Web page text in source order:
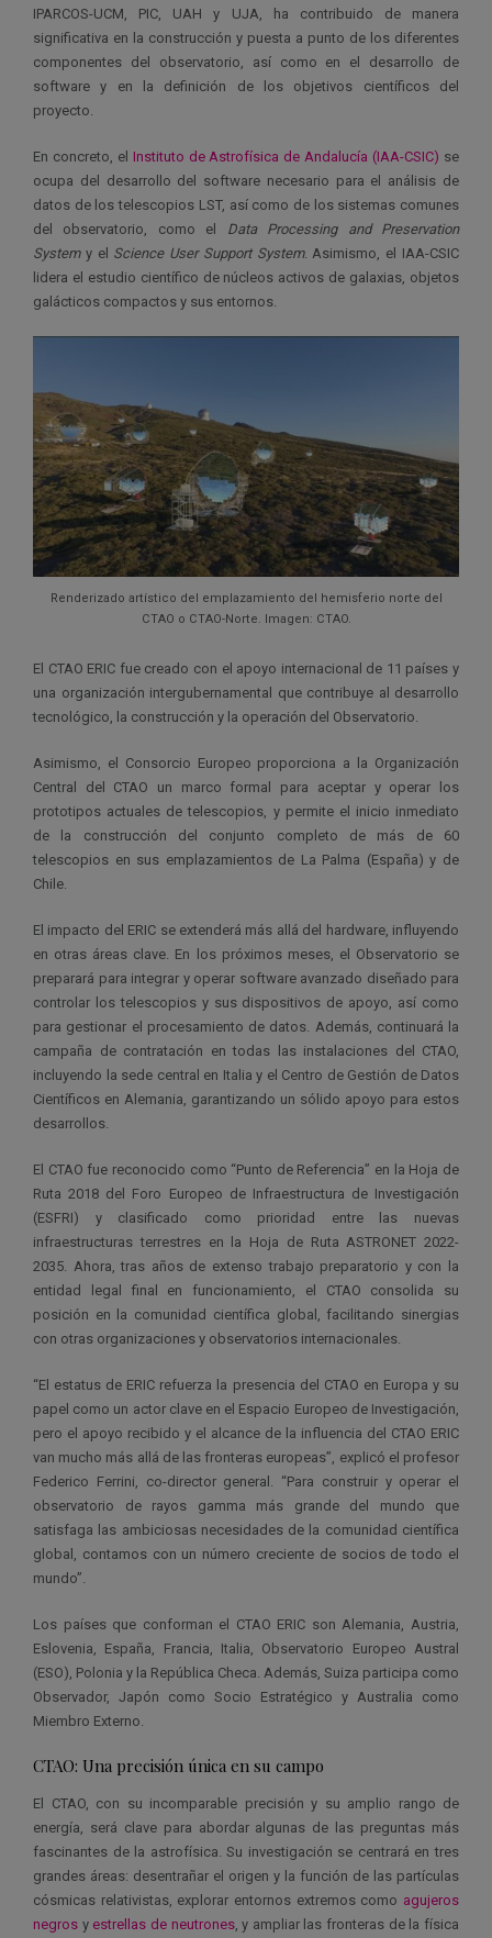
IPARCOS-UCM, PIC, UAH y UJA, ha contribuido de manera
significativa en la construcción y puesta a punto de los diferentes
componentes del observatorio, así como en el desarrollo de
software y en la definición de los objetivos científicos del
proyecto.
En concreto, el Instituto de Astrofísica de Andalucía (IAA-CSIC) se
ocupa del desarrollo del software necesario para el análisis de
datos de los telescopios LST, así como de los sistemas comunes
del observatorio, como el Data Processing and Preservation
Systemy el Science User Support System. Asimismo, el IAA-CSIC
lidera el estudio científico de núcleos activos de galaxias, objetos
galácticos compactos y sus entornos.
Renderizado artístico del emplazamiento del hemisferio norte del
CTAO o CTAO-Norte. Imagen: CTAO.
El CTAO ERIC fue creado con el apoyo internacional de 11 países y
una organización intergubernamental que contribuye al desarrollo
tecnológico, la construcción y la operación del Observatorio.
Asimismo, el Consorcio Europeo proporciona a la Organización
Central del CTAO un marco formal para aceptar y operar los
prototipos actuales de telescopios, y permite el inicio inmediato
de la construcción del conjunto completo de más de 60
telescopios en sus emplazamientos de La Palma (España) y de
Chile.
El impacto del ERIC se extenderá más allá del hardware, influyendo
en otras áreas clave. En los próximos meses, el Observatorio se
preparará para integrar y operar software avanzado diseñado para
controlar los telescopios y sus dispositivos de apoyo, así como
para gestionar el procesamiento de datos. Además, continuará la
campaña de contratación en todas las instalaciones del CTAO,
incluyendo la sede central en Italia y el Centro de Gestión de Datos
Científicos en Alemania, garantizando un sólido apoyo para estos
desarrollos.
El CTAO fue reconocido como “Punto de Referencia” en la Hoja de
Ruta 2018 del Foro Europeo de Infraestructura de Investigación
(ESFRI) y clasificado como prioridad entre las nuevas
infraestructuras terrestres en la Hoja de Ruta ASTRONET 2022-
2035. Ahora, tras años de extenso trabajo preparatorio y con la
entidad legal final en funcionamiento, el CTAO consolida su
posición en la comunidad científica global, facilitando sinergias
con otras organizaciones y observatorios internacionales.
“El estatus de ERIC refuerza la presencia del CTAO en Europa y su
papel como un actor clave en el Espacio Europeo de Investigación,
pero el apoyo recibido y el alcance de la influencia del CTAO ERIC
van mucho más allá de las fronteras europeas”, explicó el profesor
Federico Ferrini, co-director general. “Para construir y operar el
observatorio de rayos gamma más grande del mundo que
satisfaga las ambiciosas necesidades de la comunidad científica
global, contamos con un número creciente de socios de todo el
mundo”.
Los países que conforman el CTAO ERIC son Alemania, Austria,
Eslovenia, España, Francia, Italia, Observatorio Europeo Austral
(ESO), Polonia y la República Checa. Además, Suiza participa como
Observador, Japón como Socio Estratégico y Australia como
Miembro Externo.
CTAO: Una precisión única en su campo
El CTAO, con su incomparable precisión y su amplio rango de
energía, será clave para abordar algunas de las preguntas más
fascinantes de la astrofísica. Su investigación se centrará en tres
grandes áreas: desentrañar el origen y la función de las partículas
cósmicas relativistas, explorar entornos extremos como agujeros
negros y estrellas de neutrones, y ampliar las fronteras de la física